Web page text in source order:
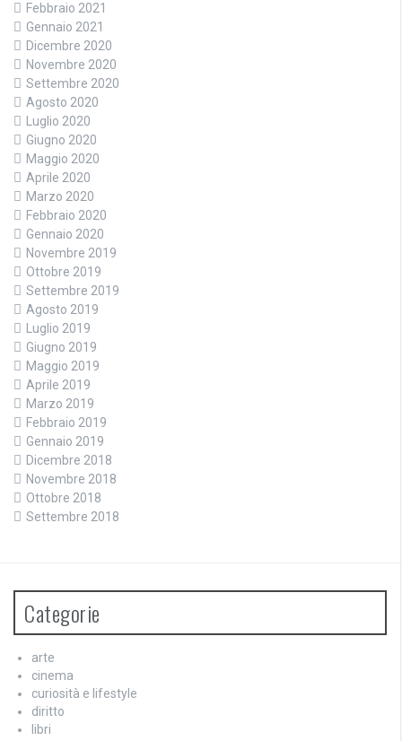
Febbraio 2021
Gennaio 2021
Dicembre 2020
Novembre 2020
Settembre 2020
Agosto 2020
Luglio 2020
Giugno 2020
Maggio 2020
Aprile 2020
Marzo 2020
Febbraio 2020
Gennaio 2020
Novembre 2019
Ottobre 2019
Settembre 2019
Agosto 2019
Luglio 2019
Giugno 2019
Maggio 2019
Aprile 2019
Marzo 2019
Febbraio 2019
Gennaio 2019
Dicembre 2018
Novembre 2018
Ottobre 2018
Settembre 2018
Categorie
arte
cinema
curiosità e lifestyle
diritto
libri